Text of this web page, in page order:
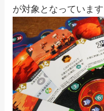
が対象となっています